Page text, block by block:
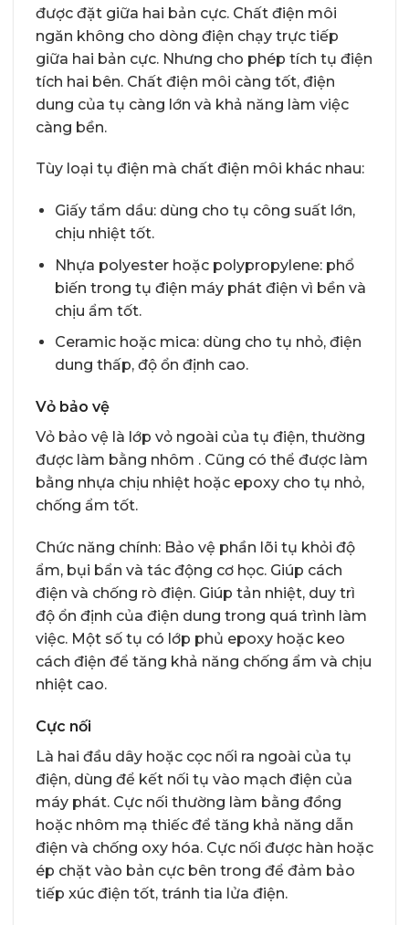
được đặt giữa hai bản cực. Chất điện môi
ngăn không cho dòng điện chạy trực tiếp
giữa hai bản cực. Nhưng cho phép tích tụ điện
tích hai bên. Chất điện môi càng tốt, điện
dung của tụ càng lớn và khả năng làm việc
càng bền.
Tùy loại tụ điện mà chất điện môi khác nhau:
Giấy tẩm dầu: dùng cho tụ công suất lớn,
chịu nhiệt tốt.
Nhựa polyester hoặc polypropylene: phổ
biến trong tụ điện máy phát điện vì bền và
chịu ẩm tốt.
Ceramic hoặc mica: dùng cho tụ nhỏ, điện
dung thấp, độ ổn định cao.
Vỏ bảo vệ
Vỏ bảo vệ là lớp vỏ ngoài của tụ điện, thường
được làm bằng nhôm . Cũng có thể được làm
bằng nhựa chịu nhiệt hoặc epoxy cho tụ nhỏ,
chống ẩm tốt.
Chức năng chính: Bảo vệ phần lõi tụ khỏi độ
ẩm, bụi bẩn và tác động cơ học. Giúp cách
điện và chống rò điện. Giúp tản nhiệt, duy trì
độ ổn định của điện dung trong quá trình làm
việc. Một số tụ có lớp phủ epoxy hoặc keo
cách điện để tăng khả năng chống ẩm và chịu
nhiệt cao.
Cực nối
Là hai đầu dây hoặc cọc nối ra ngoài của tụ
điện, dùng để kết nối tụ vào mạch điện của
máy phát. Cực nối thường làm bằng đồng
hoặc nhôm mạ thiếc để tăng khả năng dẫn
điện và chống oxy hóa. Cực nối được hàn hoặc
ép chặt vào bản cực bên trong để đảm bảo
tiếp xúc điện tốt, tránh tia lửa điện.